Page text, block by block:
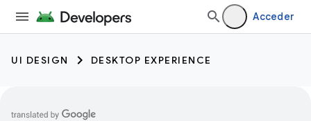
Acceder
UI DESIGN DESKTOP EXPERIENCE